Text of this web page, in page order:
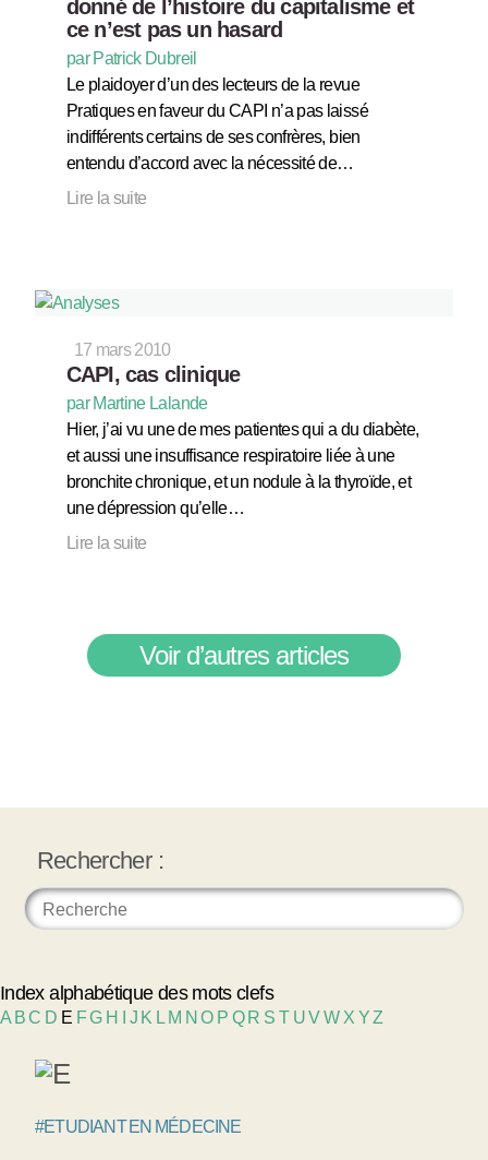
donné de l’histoire du capitalisme et
ce n’est pas un hasard
par Patrick Dubreil
Le plaidoyer d’un des lecteurs de la revue
Pratiques en faveur du CAPI n’a pas laissé
indifférents certains de ses confrères, bien
entendu d’accord avec la nécessité de…
Lire la suite
17 mars 2010
CAPI, cas clinique
par Martine Lalande
Hier, j’ai vu une de mes patientes qui a du diabète,
et aussi une insuffisance respiratoire liée à une
bronchite chronique, et un nodule à la thyroïde, et
une dépression qu’elle…
Lire la suite
Voir d’autres articles
Rechercher :
Index alphabétique des mots clefs
A BC D E FG H J K L M NO P Q R S T UVW X YZ
#ETUDIANT EN MÉDECINE